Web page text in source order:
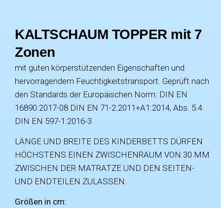
KALTSCHAUM TOPPER mit 7
Zonen
mit guten körperstützenden Eigenschaften und
hervorragendem Feuchtigkeitstransport. Geprüft nach
den Standards der Europäischen Norm: DIN EN
16890:2017-08 DIN EN 71-2:2011+A1:2014, Abs. 5.4
DIN EN 597-1:2016-3
LÄNGE UND BREITE DES KINDERBETTS DÜRFEN
HÖCHSTENS EINEN ZWISCHENRAUM VON 30 MM
ZWISCHEN DER MATRATZE UND DEN SEITEN-
UND ENDTEILEN ZULASSEN.
Größen in cm: